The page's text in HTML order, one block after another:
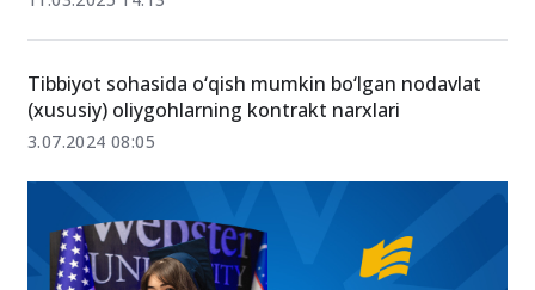
Tibbiyot sohasida o‘qish mumkin bo‘lgan nodavlat
(xususiy) oliygohlarning kontrakt narxlari
3.07.2024 08:05